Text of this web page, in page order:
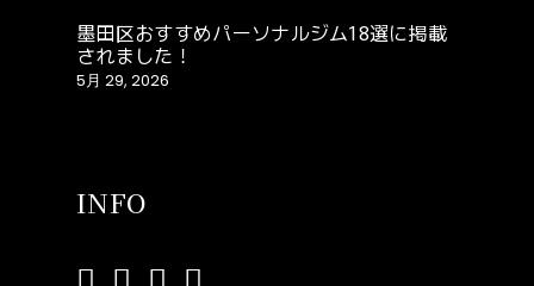
墨田区おすすめパーソナルジム18選に掲載
されました！
5月 29, 2026
INFO